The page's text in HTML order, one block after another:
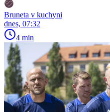
Bruneta v kuchyni
dnes, 07:32
4 min